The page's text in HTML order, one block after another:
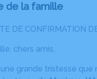
de la famille
DE CONFIRMATION
chers amis,
grande tristesse que